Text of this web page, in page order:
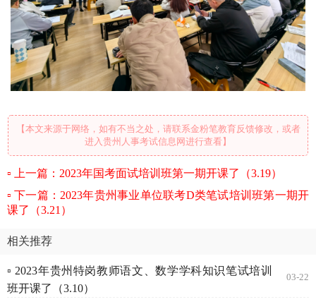
【本文来源于网络，如有不当之处，请联系金粉笔教育反馈修改，或者
进入贵州人事考试信息网进行查看】
上一篇：2023年国考面试培训班第一期开课了（3.19）
下一篇：2023年贵州事业单位联考D类笔试培训班第一期开
课了（3.21）
相关推荐
▫ 2023年贵州特岗教师语文、数学学科知识笔试培训
班开课了（3.10）
03-22